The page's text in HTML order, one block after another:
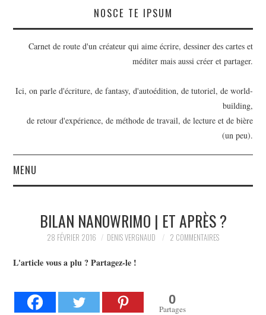
NOSCE TE IPSUM
Carnet de route d'un créateur qui aime écrire, dessiner des cartes et
méditer mais aussi créer et partager.
Ici, on parle d'écriture, de fantasy, d'autoédition, de tutoriel, de world-
building,
de retour d'expérience, de méthode de travail, de lecture et de bière
(un peu).
MENU
OUTILS D’ÉCRIVAIN
L’AUTEUR
LE CARTOGRAPHE
BILAN NANOWRIMO | ET APRÈS ?
28 FÉVRIER 2016 DENIS VERGNAUD 2 COMMENTAIRES
L'article vous a plu ? Partagez-le !
0
Partages